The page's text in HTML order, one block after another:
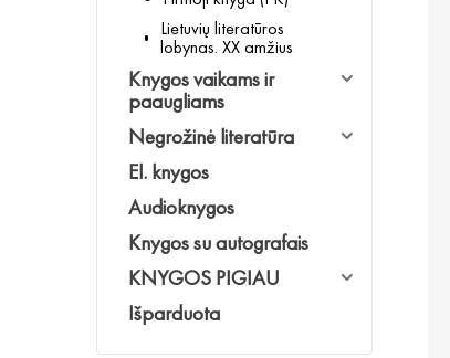
Lietuvių literatūros
lobynas. XX amžius
Knygos vaikams ir
paaugliams
Negrožinė literatūra
El. knygos
Audioknygos
Knygos su autografais
KNYGOS PIGIAU
Išparduota